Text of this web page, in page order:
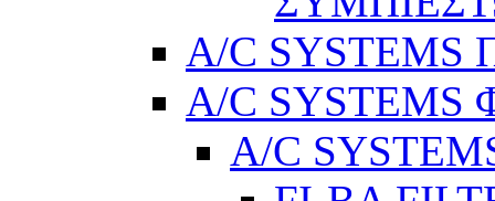
A/C SYSTEMS
A/C
A/C